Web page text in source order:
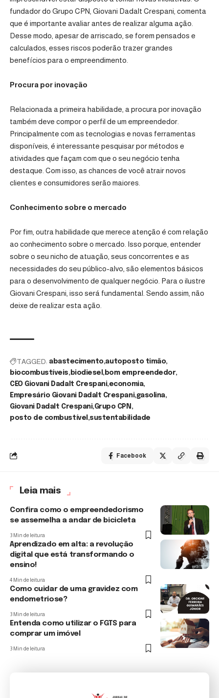
fundador do Grupo CPN, Giovani Dadalt Crespani, comenta
que é importante avaliar antes de realizar alguma ação.
Desse modo, apesar de arriscado, se forem pensados e
calculados, esses riscos poderão trazer grandes
benefícios para o empreendimento.
Procura por inovação
Relacionada a primeira habilidade, a procura por inovação
também deve compor o perfil de um empreendedor.
Principalmente com as tecnologias e novas ferramentas
disponíveis, é interessante pesquisar por métodos e
atividades que façam com que o seu negócio tenha
destaque. Com isso, as chances de você atrair novos
clientes e consumidores serão maiores.
Conhecimento sobre o mercado
Por fim, outra habilidade que merece atenção é com relação
ao conhecimento sobre o mercado. Isso porque, entender
sobre o seu nicho de atuação, seus concorrentes e as
necessidades do seu público-alvo, são elementos básicos
para o desenvolvimento de qualquer negócio. Para o ilustre
Giovani Crespani, isso será fundamental. Sendo assim, não
deixe de realizar esta ação.
TAGGED: abastecimento autoposto timão
biocombustíveis biodiesel
bom empreendedor
CEO Giovani Dadalt Crespani economia
Empresário Giovani Dadalt Crespani gasolina
Giovani Dadalt Crespani Grupo CPN
posto de combustível sustentabilidade
Facebook
Leia mais
Confira como o empreendedorismo
se assemelha a andar de bicicleta
3 Min de leitura
Aprendizado em alta: a revolução
digital que está transformando o
ensino!
4 Min de leitura
Como cuidar de uma gravidez com
endometriose?
3 Min de leitura
Entenda como utilizar o FGTS para
comprar um imóvel
3 Min de leitura